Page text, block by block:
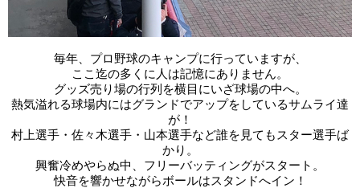
毎年、プロ野球のキャンプに行っていますが、
ここ迄の多くに人は記憶にありません。
グッズ売り場の行列を横目にいざ球場の中へ。
熱気溢れる球場内にはグランドでアップをしているサムライ達
が！
村上選手・佐々木選手・山本選手など誰を見てもスター選手ば
かり。
興奮冷めやらぬ中、フリーバッティングがスタート。
快音を響かせながらボールはスタンドへイン！